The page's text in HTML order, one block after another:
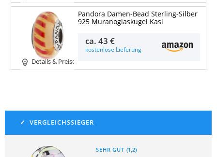
Details & Preise
Pandora Damen-Bead Sterling-Silber
925 Muranoglaskugel Kasi
ca.43 €
kostenlose Lieferung
SEHR GUT (1,2)